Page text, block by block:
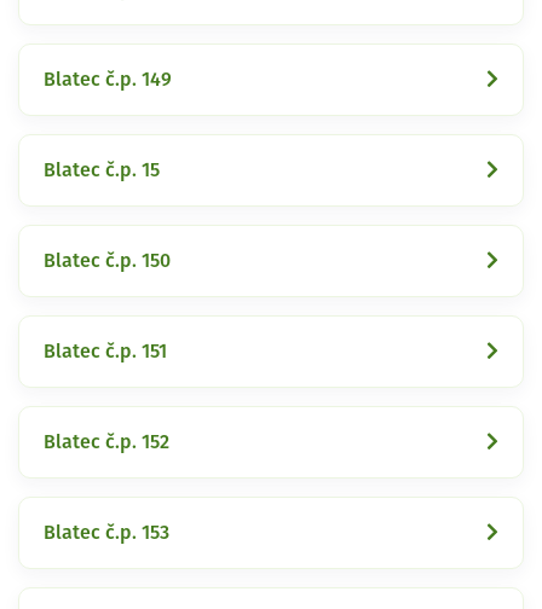
Blatec č.p. 149
Blatec č.p. 15
Blatec č.p. 150
Blatec č.p. 151
Blatec č.p. 152
Blatec č.p. 153